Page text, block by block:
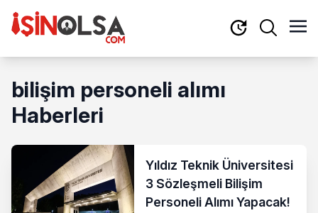
bilişim personeli alımı
Haberleri
Yıldız Teknik Üniversitesi
3 Sözleşmeli Bilişim
Personeli Alımı Yapacak!